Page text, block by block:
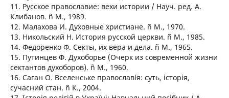
11. Русское православие: вехи истории / Науч. ред. А.
Клибанов. ñ М., 1989.
12. Малахова И. Духовные христиане. ñ М., 1970.
13. Никольский Н. История русской церкви. ñ М., 1985.
14. Федоренко Ф. Секты, их вера и дела. ñ М., 1965.
15. Путинцев Ф. Духоборье (Очерк из современной жизни
сектантов духоборов). ñ М., 1960.
16. Саган О. Вселенське православíя: суть, історія,
сучасний стан. ñ К., 2004.